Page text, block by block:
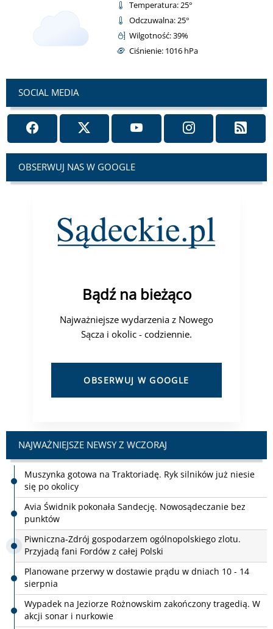
Temperatura: 25°
Odczuwalna: 25°
Wilgotność: 39%
Ciśnienie: 1016 hPa
SOCIAL MEDIA
OBSERWUJ NAS W GOOGLE
Bądź na bieżąco
Najważniejsze wydarzenia z Nowego
Sącza i okolic - codziennie.
OBSERWUJ W GOOGLE
NAJWAŻNIEJSZE NEWSY Z WCZORAJ
Avia Świdnik pokonała Sandecję. Nowosądeczanie bez
punktów
Piwniczna-Zdrój gospodarzem ogólnopolskiego zlotu.
Przyjadą fani Fordów z całej Polski
Planowane przerwy w dostawie prądu w dniach 10 - 14
sierpnia
Wypadek na Jeziorze Rożnowskim zakończony tragedią. W
akcji sonar i nurkowie
Festiwal Kiepury trwa w najlepsze. Po koncercie Jacka
Wójcickiego czas na „Toscę”